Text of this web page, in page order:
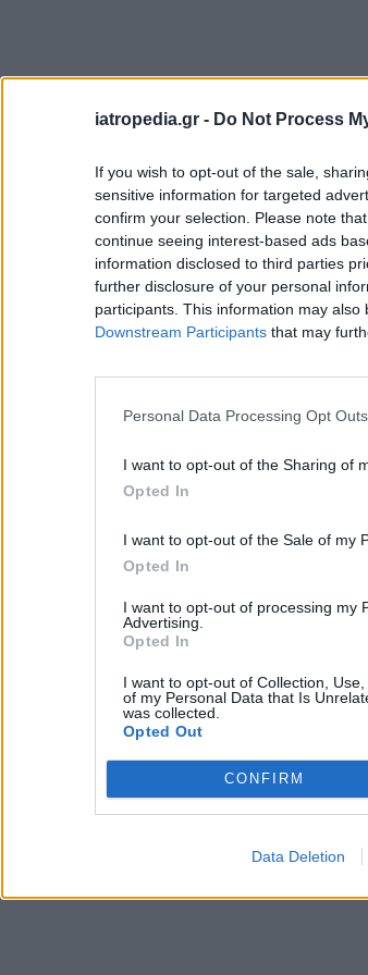
iatropedia.gr - Do Not Process
If you wish to opt-out of the sale,
sensitive information for targeted
confirm your selection. Please note
continue seeing interest-based ads
information disclosed to third parties
further disclosure of your personal
participants. This information may
Downstream Participants that may
Personal Data Processing Opt Outs
I want to opt-out of the Sharing of
Opted In
I want to opt-out of the Sale of my
Opted In
I want to opt-out of processing my
Advertising.
Opted In
I want to opt-out of Collection,
of my Personal Data that Is
was collected.
Opted Out
CONFIRM
Data Deletion